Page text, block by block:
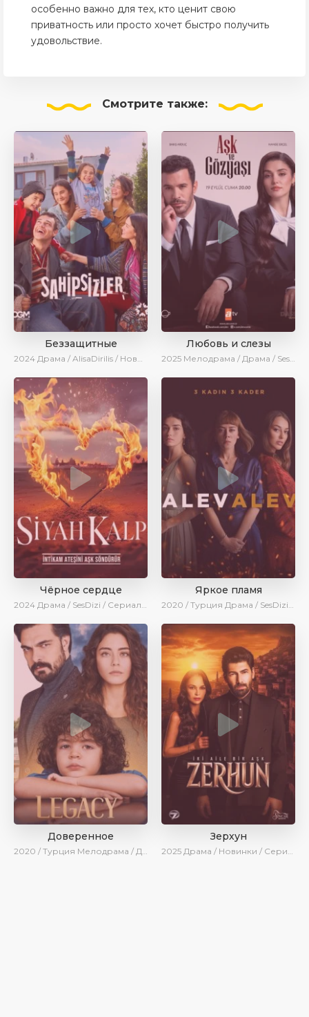
особенно важно для тех, кто ценит свою
приватность или просто хочет быстро получить
удовольствие.
Смотрите также:
Беззащитные
2024 Драма / AlisaDirilis / Новинки / Сериалы 2024
Любовь и слезы
2025 Мелодрама / Драма / SesDizi / AlisaDirilis / Новинки / Сериалы 2025
Чёрное сердце
2024 Драма / SesDizi / Сериалы 2024
Яркое пламя
2020 / Турция Драма / SesDizi / Ирина Котова
Доверенное
2020 / Турция Мелодрама / Драма / Боевик / BeniAffet
Зерхун
2025 Драма / Новинки / Сериалы 2025